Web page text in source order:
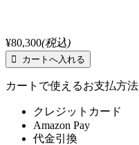
¥80,300(税込)
カートで使えるお支払方法
クレジットカード
Amazon Pay
代金引換